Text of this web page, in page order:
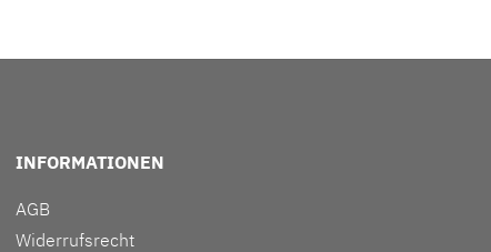
INFORMATIONEN
AGB
Widerrufsrecht